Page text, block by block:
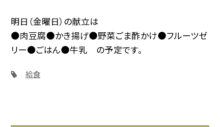
明日（金曜日）の献立は
●肉豆腐●かき揚げ●野菜ごま酢かけ●フルーツゼ
リー●ごはん●牛乳 の予定です。
給食